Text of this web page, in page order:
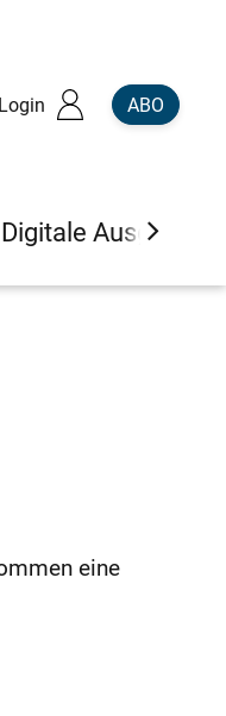
Login ABO
Digitale Ausgaben
eine